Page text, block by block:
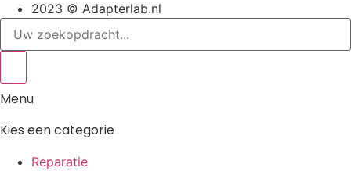
2023 © Adapterlab.nl
Search
Menu
Kies een categorie
Reparatie